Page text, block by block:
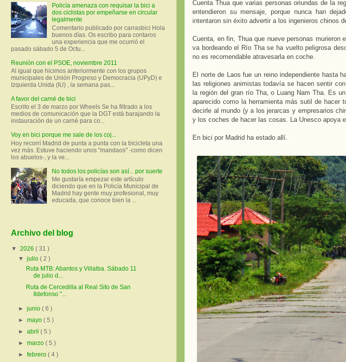
Cuenta Thua que varias personas oriundas de la
entendieron su mensaje, porque nunca han
intentaron sin éxito advertir a los ingenieros chinos
Cuenta, en fin, Thua que nueve personas murieron
va bordeando el Río Tha se ha vuelto peligrosa
no es recomendable atravesarla en coche.
El norte de Laos fue un reino independiente hasta
las religiones animistas todavía se hacen sentir
la región del gran río Tha, o Luang Nam Tha. Es
aparecido como la herramienta más sutil de hacer
decirle al mundo (y a los jerarcas y empresarios
y los coches de hacer las cosas. La Unesco apoya
En bici por Madrid ha estado allí.
Policía amenaza con requisar la bici a
dos ciclistas por empeñarse en circular
legalmente
Comentario publicado por carrasbici Hola
buenos días. Os escribo para contaros
una experiencia que me ocurrió el
pasado sábado 5 de Octu...
Reunión con el PSOE, noviembre 2011
Al igual que hicimos anteriormente con los grupos
municipales de Unión Progreso y Democracia (UPyD) e
Izquierda Unida (IU) , la semana pas...
A favor del carné de bici
Escrito el 3 de marzo por Wheels Se ha filtrado a los
medios de comunicación que la DGT está barajando la
instauración de un carné para co...
Voy en bici porque me sale de los coj...
Hoy recorrí Madrid de punta a punta con la bicicleta una
vez más. Estuve haciendo unos "mandaos" -como dicen
los abuelos-, y la ve...
No todos los policías son así... por suerte
Me gustaría empezar este artículo
diciendo que en la Policía Municipal de
Madrid hay gente muy profesional, muy
educada, que conoce bien la ...
Archivo del blog
▼ 2026 ( 31 )
▼julio( 2 )
Ruta MTB: Abantos y Villalba. Sábado 11
de julio d...
Ruta de Cercedilla al Real Sito de San
Ildefonso "...
►junio( 6 )
►mayo( 5 )
►abril( 5 )
►marzo( 5 )
►febrero( 4 )